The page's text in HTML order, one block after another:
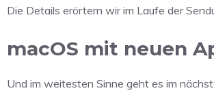
Die Details erörtern wir im Laufe der
macOS mit neuen
Und im weitesten Sinne geht es im